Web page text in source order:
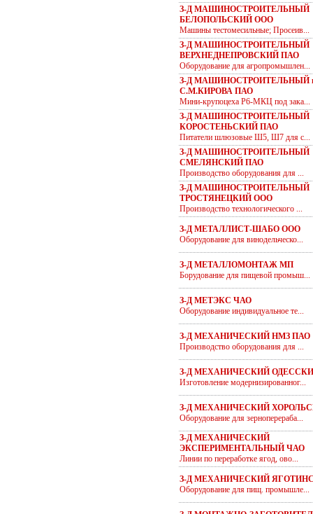
З-Д МАШИНОСТРОИТЕЛЬНЫЙ
БЕЛОПОЛЬСКИЙ ООО
Машины тестомесильные; Просеив...
З-Д МАШИНОСТРОИТЕЛЬНЫЙ
ВЕРХНЕДНЕПРОВСКИЙ ПАО
Оборудование для агропромышлен...
З-Д МАШИНОСТРОИТЕЛЬНЫЙ
С.М.КИРОВА ПАО
Мини-крупоцеха Р6-МКЦ под зака...
З-Д МАШИНОСТРОИТЕЛЬНЫЙ
КОРОСТЕНЬСКИЙ ПАО
Питатели шлюзовые Ш5, Ш7 для с...
З-Д МАШИНОСТРОИТЕЛЬНЫЙ
СМЕЛЯНСКИЙ ПАО
Производство оборудования для ...
З-Д МАШИНОСТРОИТЕЛЬНЫЙ
ТРОСТЯНЕЦКИЙ ООО
Производство технологического ...
З-Д МЕТАЛЛИСТ-ШАБО ООО
Оборудование для винодельческо...
З-Д МЕТАЛЛОМОНТАЖ МП
Борудование для пищевой промыш...
З-Д МЕТЭКС ЧАО
Оборудование индивидуальное те...
З-Д МЕХАНИЧЕСКИЙ НМЗ ПАО
Производство оборудования для ...
З-Д МЕХАНИЧЕСКИЙ
Изготовление модернизированног...
З-Д МЕХАНИЧЕСКИЙ
Оборудование для зерноперераба...
З-Д МЕХАНИЧЕСКИЙ
ЭКСПЕРИМЕНТАЛЬНЫЙ ЧАО
Линии по переработке ягод, ово...
З-Д МЕХАНИЧЕСКИЙ
Оборудование для пищ. промышле...